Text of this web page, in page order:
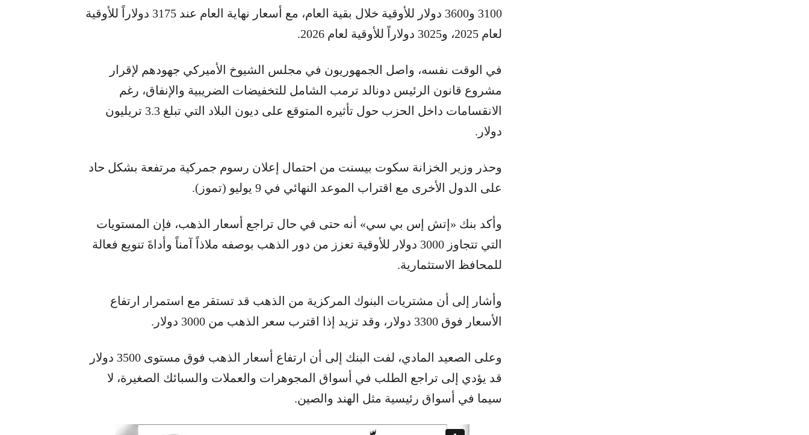
3100 و3600 دولار للأوقية خلال بقية العام، مع أسعار نهاية العام عند 3175 دولاراً للأوقية
لعام 2025، و3025 دولاراً للأوقية لعام 2026.
في الوقت نفسه، واصل الجمهوريون في مجلس الشيوخ الأميركي جهودهم لإقرار
مشروع قانون الرئيس دونالد ترمب الشامل للتخفيضات الضريبية والإنفاق، رغم
الانقسامات داخل الحزب حول تأثيره المتوقع على ديون البلاد التي تبلغ 3.3 تريليون
دولار.
وحذر وزير الخزانة سكوت بيسنت من احتمال إعلان رسوم جمركية مرتفعة بشكل حاد
على الدول الأخرى مع اقتراب الموعد النهائي في 9 يوليو (تموز).
وأكد بنك «إتش إس بي سي» أنه حتى في حال تراجع أسعار الذهب، فإن المستويات
التي تتجاوز 3000 دولار للأوقية تعزز من دور الذهب بوصفه ملاذاً آمناً وأداةَ تنويع فعالة
للمحافظ الاستثمارية.
وأشار إلى أن مشتريات البنوك المركزية من الذهب قد تستقر مع استمرار ارتفاع
الأسعار فوق 3300 دولار، وقد تزيد إذا اقترب سعر الذهب من 3000 دولار.
وعلى الصعيد المادي، لفت البنك إلى أن ارتفاع أسعار الذهب فوق مستوى 3500 دولار
قد يؤدي إلى تراجع الطلب في أسواق المجوهرات والعملات والسبائك الصغيرة، لا
سيما في أسواق رئيسية مثل الهند والصين.